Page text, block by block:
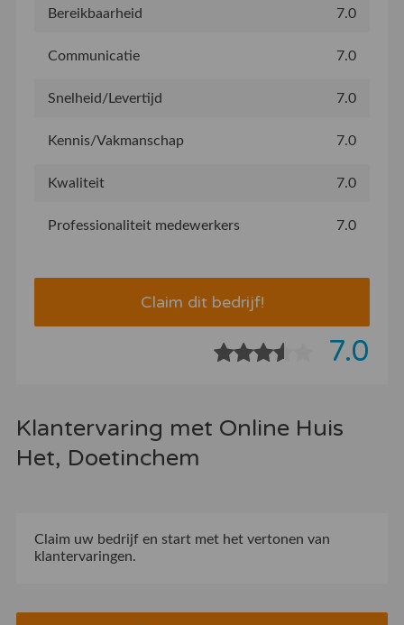
Bereikbaarheid 7.0
Communicatie 7.0
Snelheid/Levertijd 7.0
Kennis/Vakmanschap 7.0
Kwaliteit 7.0
Professionaliteit medewerkers 7.0
Claim dit bedrijf!
7.0
Klantervaring met Online Huis
Het, Doetinchem
Claim uw bedrijfen start met het vertonen van
klantervaringen.